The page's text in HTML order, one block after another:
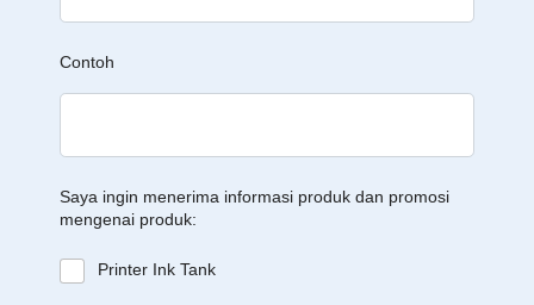
Contoh
Saya ingin menerima informasi produk dan promosi
mengenai produk:
Printer Ink Tank